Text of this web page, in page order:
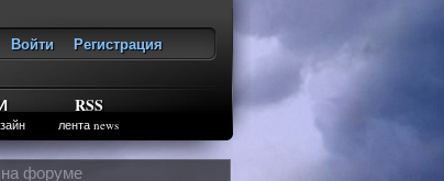
Войти
Регистрация
RSS
лента news
форуме